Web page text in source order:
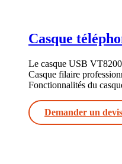
Casque
Le casque USB
Casque filaire
Fonctionnalités du
Demander un devis